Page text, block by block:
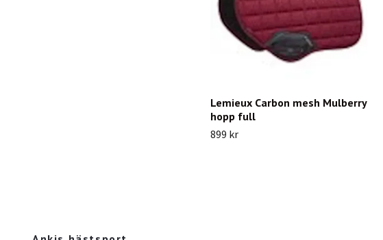
Lemieux Carbon mesh Mulberry
hopp full
899 kr